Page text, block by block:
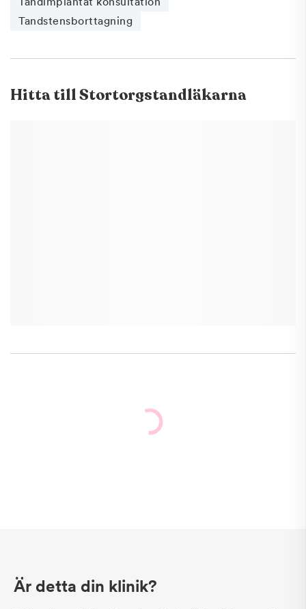
Tandstensborttagning
Hitta tillStortorgstandläkarna
Är detta din klinik?